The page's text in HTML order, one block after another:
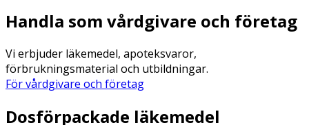
Handla som vårdgivare och företag
Vi erbjuder läkemedel, apoteksvaror,
förbrukningsmaterial och utbildningar.
För vårdgivare och företag
Dosförpackade läkemedel